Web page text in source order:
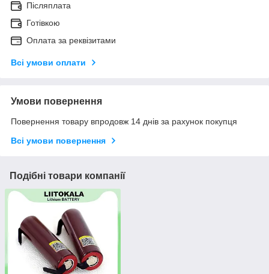
Післяплата
Готівкою
Оплата за реквізитами
Всі умови оплати
Умови повернення
Повернення товару впродовж 14 днів за рахунок покупця
Всі умови повернення
Подібні товари компанії